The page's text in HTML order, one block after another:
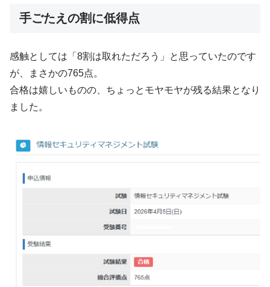
手ごたえの割に低得点
感触としては「8割は取れただろう」と思っていたのです
が、まさかの765点。
合格は嬉しいものの、ちょっとモヤモヤが残る結果となり
ました。